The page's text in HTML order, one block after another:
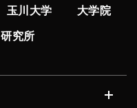
玉川大学 大学院
研究所